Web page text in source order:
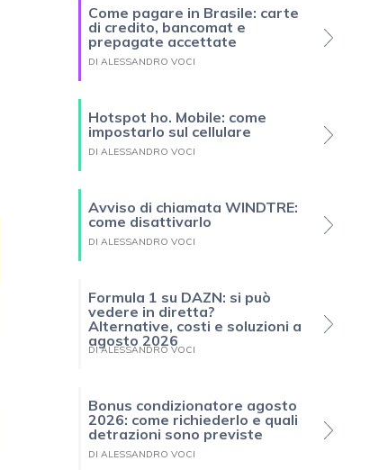
Come pagare in Brasile: carte
di credito, bancomat e
prepagate accettate
DI ALESSANDRO VOCI
Hotspot ho. Mobile: come
impostarlo sul cellulare
DI ALESSANDRO VOCI
Avviso di chiamata WINDTRE:
come disattivarlo
DI ALESSANDRO VOCI
Formula 1 su DAZN: si può
vedere in diretta?
Alternative, costi e soluzioni a
agosto 2026
DI ALESSANDRO VOCI
Bonus condizionatore agosto
2026: come richiederlo e quali
detrazioni sono previste
DI ALESSANDRO VOCI